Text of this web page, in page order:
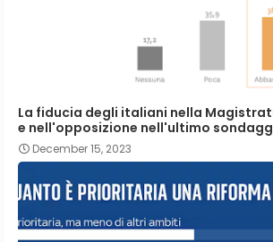
La fiducia degli italiani nella
e nell'opposizione nell'ultimo
December 15, 2023